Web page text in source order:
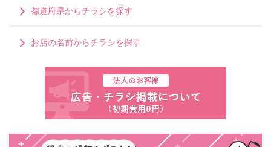
都道府県からチラシを探す
お店の名前からチラシを探す